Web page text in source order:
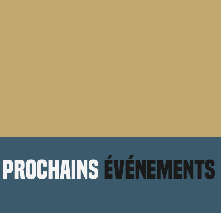
prochains événements